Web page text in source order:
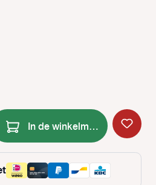
Voer
In de winkelmand